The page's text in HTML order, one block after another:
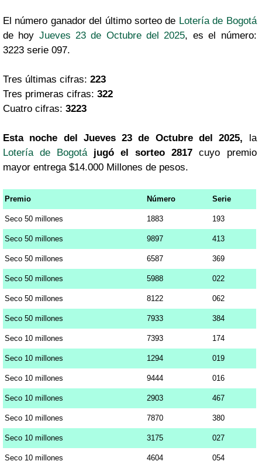
El número ganador del último sorteo de Lotería de Bogotá
de hoy Jueves 23 de Octubre del 2025, es el número:
3223 serie 097.
Tres últimas cifras: 223
Tres primeras cifras: 322
Cuatro cifras: 3223
Esta noche del Jueves 23 de Octubre del 2025, la
Lotería de Bogotá
jugó el sorteo 2817 cuyo premio
mayor entrega $14.000 Millones de pesos.
Premio Número Serie
Seco 50 millones 1883 193
Seco 50 millones 9897 413
Seco 50 millones 6587 369
Seco 50 millones 5988 022
Seco 50 millones 8122 062
Seco 50 millones 7933 384
Seco 10 millones 7393 174
Seco 10 millones 1294 019
Seco 10 millones 9444 016
Seco 10 millones 2903 467
Seco 10 millones 7870 380
Seco 10 millones 3175 027
Seco 10 millones 4604 054